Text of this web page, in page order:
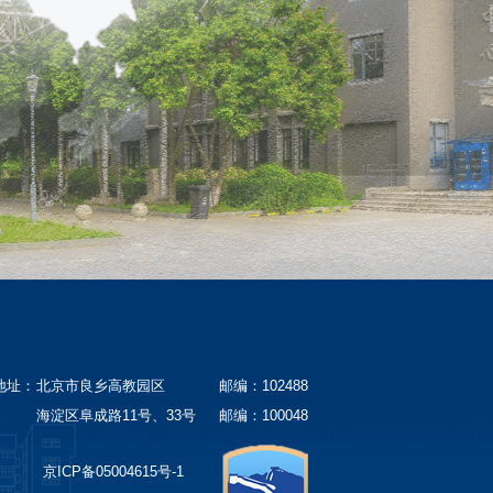
址： 北京市良乡高教园区
邮编：102488
海淀区阜成路11号、33号
邮编：100048
京ICP备05004615号-1